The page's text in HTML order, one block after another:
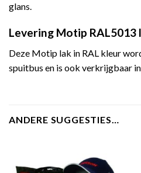
glans.
Levering Motip RAL5013
Deze Motip lak in RAL kleur
spuitbus en is ook verkrijgbaar in
ANDERE SUGGESTIES…